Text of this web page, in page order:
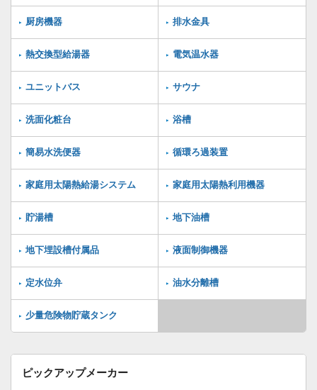
厨房機器 排水金具
熱交換型給湯器 電気温水器
ユニットバス サウナ
洗面化粧台 浴槽
簡易水洗便器 循環ろ過装置
家庭用太陽熱給湯システム 家庭用太陽熱利用機器
貯湯槽 地下油槽
地下埋設槽付属品 液面制御機器
定水位弁 油水分離槽
少量危険物貯蔵タンク
ピックアップメーカー